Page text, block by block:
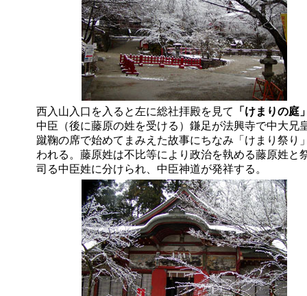
西入山入口を入ると左に総社拝殿を見て 「けまりの庭
中臣（後に藤原の姓を受ける）鎌足が法興寺で中大兄
蹴鞠の席で始めてまみえた故事にちなみ「けまり祭り
われる。藤原姓は不比等により政治を執める藤原姓と
司る中臣姓に分けられ、中臣神道が発祥する。